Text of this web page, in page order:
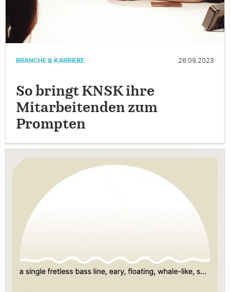
BRANCHE & KARRIERE 26.09.2023
So bringt KNSK ihre
Mitarbeitenden zum
Prompten